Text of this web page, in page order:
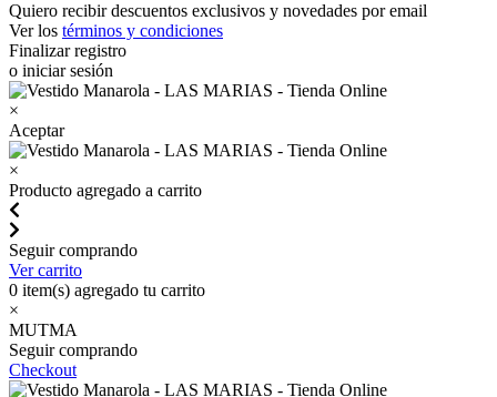
Quiero recibir descuentos exclusivos y novedades por email
Ver los términos y condiciones
Finalizar registro
o iniciar sesión
×
Aceptar
×
Producto agregado a carrito
Seguir comprando
Ver carrito
0 item(s) agregado tu carrito
×
MUTMA
Seguir comprando
Checkout